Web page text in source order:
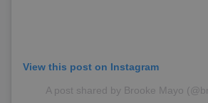
View this post on Instagram
A post shared by Brooke Mayo